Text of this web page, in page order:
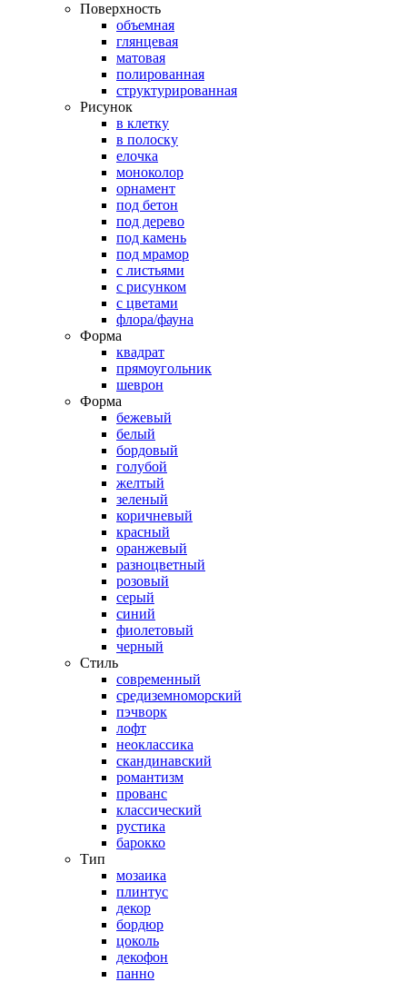
Поверхность
объемная
глянцевая
матовая
полированная
структурированная
Рисунок
в клетку
в полоску
елочка
моноколор
орнамент
под бетон
под дерево
под камень
под мрамор
с листьями
с рисунком
с цветами
флора/фауна
Форма
квадрат
прямоугольник
шеврон
Форма
бежевый
белый
бордовый
голубой
желтый
зеленый
коричневый
красный
оранжевый
разноцветный
розовый
серый
синий
фиолетовый
черный
Стиль
современный
средиземноморский
пэчворк
лофт
неоклассика
скандинавский
романтизм
прованс
классический
рустика
барокко
Тип
мозаика
плинтус
декор
бордюр
цоколь
декофон
панно